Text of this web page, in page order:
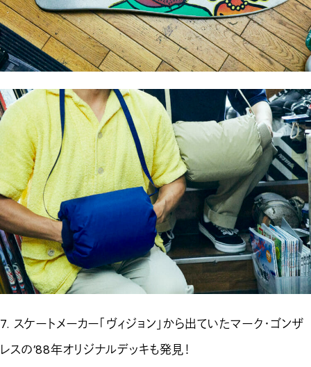
7. スケートメーカー「ヴィジョン」から出ていたマーク・ゴンザ
レスの’88年オリジナルデッキも発見！